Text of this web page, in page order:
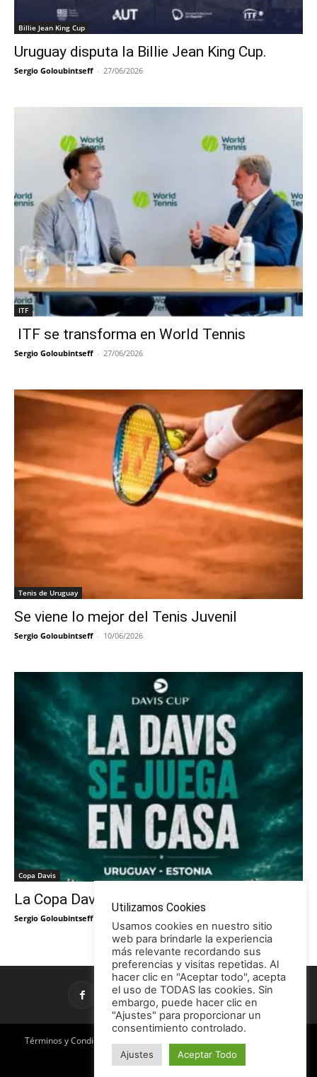
Billie Jean King Cup
Uruguay disputa la Billie Jean King Cup.
Sergio Goloubintseff - 27/06/2026
ITF
ITF se transforma en World Tennis
Sergio Goloubintseff - 27/06/2026
Tenis de Uruguay
Se viene lo mejor del Tenis Juvenil
Sergio Goloubintseff - 10/06/2026
Copa Davis
La Copa Davis vuelve al Círculo
Sergio Goloubintseff
Términos y Condiciones
Publicidad en TCE
Licencia CC
Utilizamos Cookies
Usamos cookies en nuestro sitio
web para brindarle la experiencia
más relevante recordando sus
preferencias y visitas repetidas. Al
hacer clic en "Aceptar todo", acepta
el uso de TODAS las cookies. Sin
embargo, puede hacer clic en
"Ajustes" para proporcionar un
consentimiento controlado.
Ajustes Aceptar Todo